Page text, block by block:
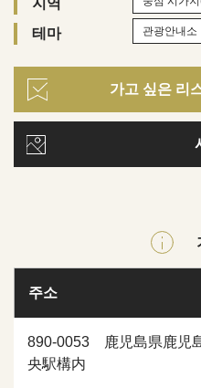
테마 관광안내소
가고 싶은 리
주소
890-0053 鹿児島県鹿児
央駅構内